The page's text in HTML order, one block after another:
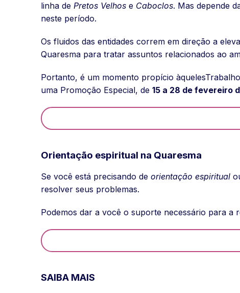
linha de Pretos Velhos e Caboclos. Mas depende
neste período.
Os fluidos das entidades correm em direção a
Quaresma para tratar assuntos relacionados ao
Portanto, é um momento propício
uma Promoção Especial, de 15 a 28 de fevereiro
Orientação espiritual na Quaresma
Se você está precisando de orientação espiritual
resolver seus problemas.
Podemos dar a você o suporte necessário para a
SAIBA MAIS